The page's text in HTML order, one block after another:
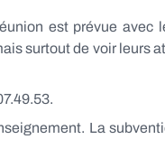
est prévue avec
surtout de voir leurs
La